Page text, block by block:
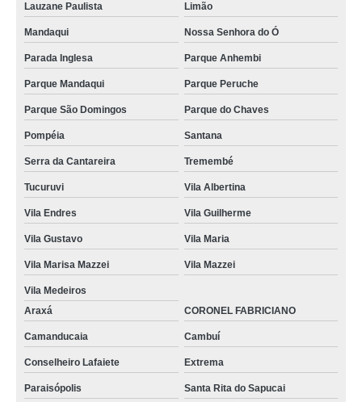
Lauzane Paulista Limão
Mandaqui Nossa Senhora do Ó
Parada Inglesa Parque Anhembi
Parque Mandaqui Parque Peruche
Parque São Domingos Parque do Chaves
Pompéia Santana
Serra da Cantareira Tremembé
Tucuruvi Vila Albertina
Vila Endres Vila Guilherme
Vila Gustavo Vila Maria
Vila Marisa Mazzei Vila Mazzei
Vila Medeiros
Araxá
CORONEL FABRICIANO
Camanducaia Cambuí
Conselheiro Lafaiete Extrema
Paraisópolis
Santa Rita do Sapucai